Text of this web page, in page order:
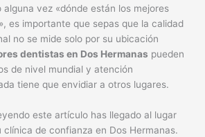
alguna vez «dónde están los mejores
es importante que sepas que la calidad
no se mide solo por su ubicación
dentistas en Dos Hermanas pueden
de nivel mundial y atención
tiene que envidiar a otros lugares.
este artículo has llegado al lugar
clínica de confianza en Dos Hermanas.